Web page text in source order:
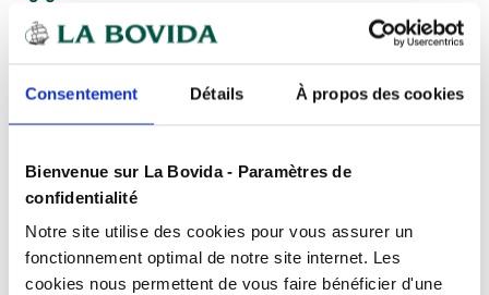
Consentement Détails À propos des cookies
Bienvenue sur La Bovida - Paramètres de
confidentialité
Notre site utilise des cookies pour vous assurer un
fonctionnement optimal de notre site internet. Les
cookies nous permettent de vous faire bénéficier d'une
Des expertsà votre écoute
Devisgratuits
Présentation
Métiers de bouche et de service.
CE alimentaire
Caractéristiques